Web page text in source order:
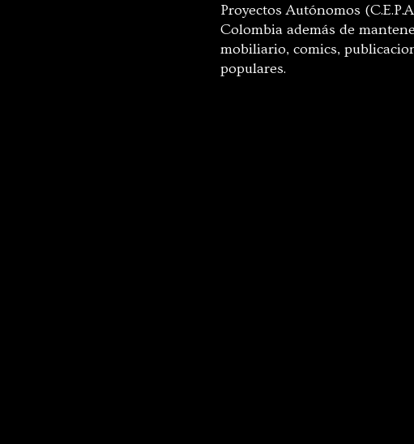
Proyectos Autónomos
Colombia además de
mobiliario, comics,
populares.